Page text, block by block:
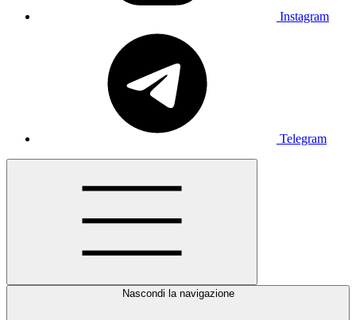
Instagram
Telegram
Nascondi la navigazione